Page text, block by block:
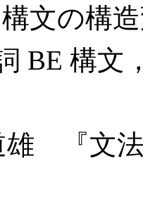
文の構
構文，
『文